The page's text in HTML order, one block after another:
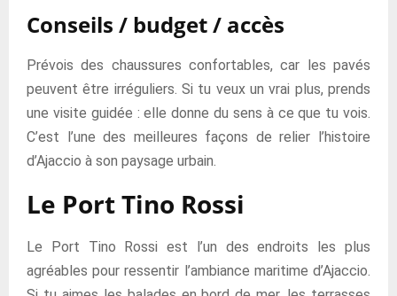
Conseils / budget / accès
Prévois des chaussures confortables, car les pavés
peuvent être irréguliers. Si tu veux un vrai plus, prends
une visite guidée : elle donne du sens à ce que tu vois.
C’est l’une des meilleures façons de relier l’histoire
d’Ajaccio à son paysage urbain.
Le Port Tino Rossi
Le Port Tino Rossi est l’un des endroits les plus
agréables pour ressentir l’ambiance maritime d’Ajaccio.